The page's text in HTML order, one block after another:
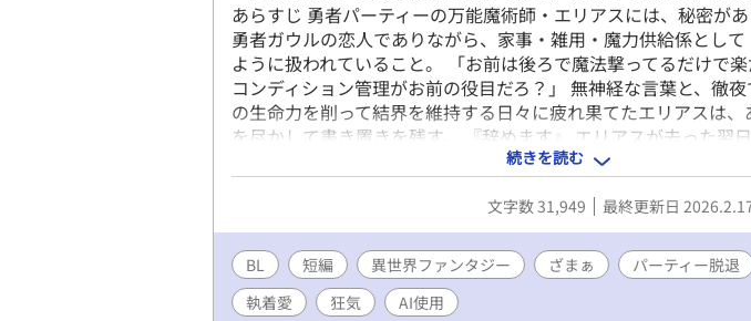
あらすじ 勇者パーティーの万能魔術師・エリアスには、秘密があ
勇者ガウルの恋人でありながら、家事・雑用・魔力供給係とし
ように扱われていること。 「お前は後ろで魔法撃ってるだけで
コンディション管理がお前の役目だろ？」 無神経な言葉と、徹
の生命力を削って結界を維持する日々に疲れ果てたエリアスは
を尽かして書き置きを残す。 『辞めます』 エリアスが去った翌
ティーは地獄に落ちた。 不味い飯、腐るアイテム、機能しない防
アスは隣国の公爵に見初められ、国宝級の魔導師として華麗に
と敬意を与えられていた。 これは、自分の価値に気づいた受け
を失った攻めがプライドも聖剣も捨てて「狂犬」のような執着
構築の物語。 【勇者×魔導師／クズ勇者の転落劇】 ※攻めへのざ
せ）がメインの作品です。 ※糖度低め／精神的充足度高め ※最後
は受けの忠実な「番犬」になります。 全8話。
続きを読む
文字数 31,949 最終更新日
BL 短編 異世界ファンタジー ざまぁ パーティー脱退
執着愛
狂気 AI使用